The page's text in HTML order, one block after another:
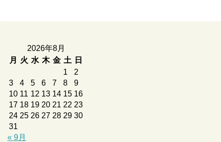
2026年8月
月
火 水 木 金 土
日
1
2
3
4 5 6 7 8
9
10 11 12 13 14 15 16
17 18 19 20 21 22 23
24 25 26 27 28 29 30
31
« 9月